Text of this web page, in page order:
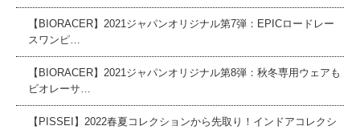
【BIORACER】2021ジャパンオリジナル第7弾：EPICロードレー
スワンピ…
【BIORACER】2021ジャパンオリジナル第8弾：秋冬専用ウェアも
ビオレーサ…
【PISSEI】2022春夏コレクションから先取り！インドアコレクシ